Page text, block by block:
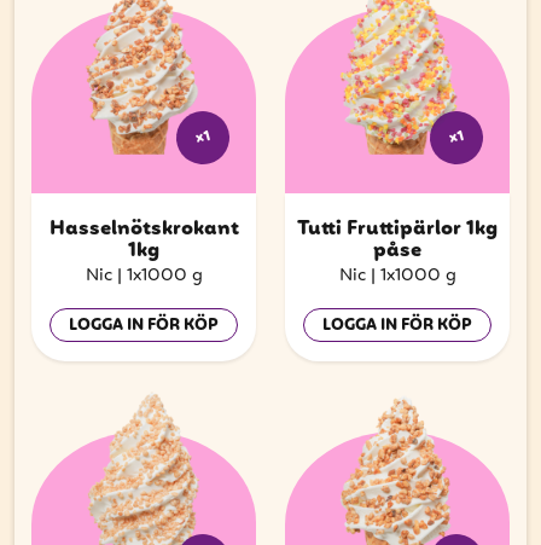
x1
Hasselnötskrokant
1kg
Nic | 1x1000 g
LOGGA IN FÖR KÖP
x1
Tutti Fruttipärlor 1kg
påse
Nic | 1x1000 g
LOGGA IN FÖR KÖP